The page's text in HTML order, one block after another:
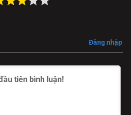
từ nỗ lực che đậy thân phận, từ
chỉ mang đến người xem tại
hài. Nó còn là một câu chuyện
Đăng nhập